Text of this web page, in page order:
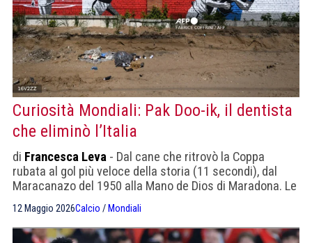
Curiosità Mondiali: Pak Doo-ik, il dentista
che eliminò l’Italia
di Francesca Leva - Dal cane che ritrovò la Coppa
rubata al gol più veloce della storia (11 secondi), dal
Maracanazo del 1950 alla Mano de Dios di Maradona. Le
20 curiosità più incredibili nella storia della Coppa del
Mondo, alla vigilia del torneo 2026 in USA, Canada e
Messico.
12 Maggio 2026Calcio / Mondiali